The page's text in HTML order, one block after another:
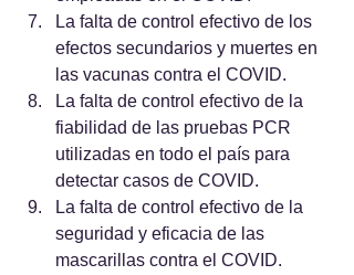
La falta de control efectivo de los
efectos secundarios y muertes en
las vacunas contra el COVID.
La falta de control efectivo de la
fiabilidad de las pruebas PCR
utilizadas en todo el país para
detectar casos de COVID.
La falta de control efectivo de la
seguridad y eficacia de las
mascarillas contra el COVID.